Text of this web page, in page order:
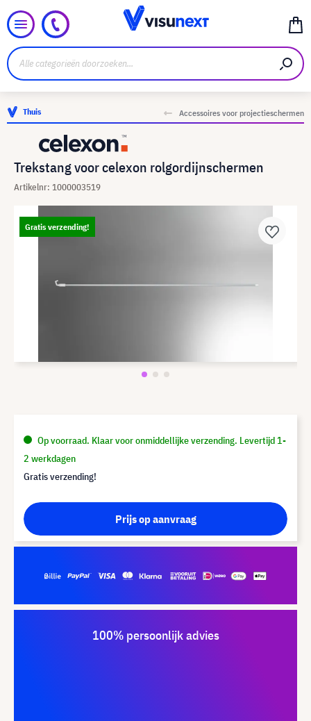
Thuis Accessoires voor projectieschermen
Trekstang voor celexon rolgordijnschermen
Artikelnr: 1000003519
Gratis verzending!
Op voorraad. Klaar voor onmiddellijke verzending. Levertijd 1-
2 werkdagen
Gratis verzending!
Prijs op aanvraag
100% persoonlijk advies